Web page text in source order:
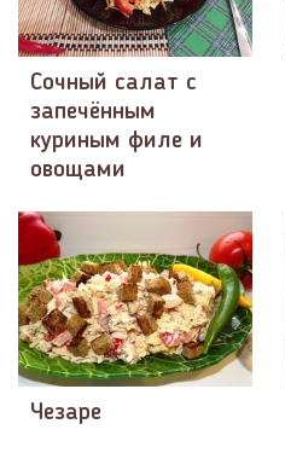
Сочный салат с
запечённым
куриным филе и
овощами
Чезаре